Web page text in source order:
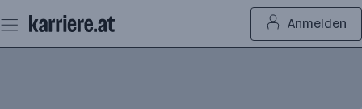
Seiteninhalt
springen
Anmelden